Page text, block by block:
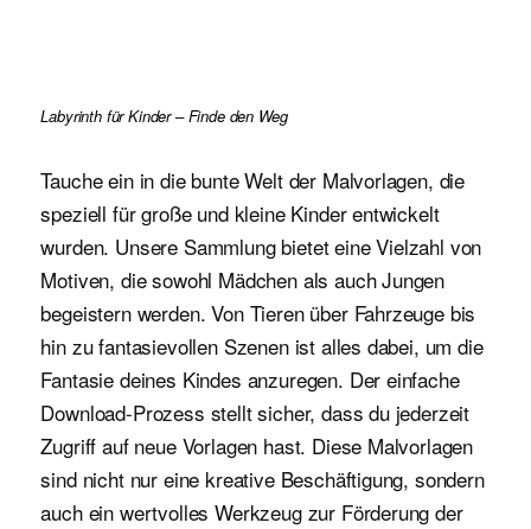
Labyrinth für Kinder – Finde den Weg
Tauche ein in die bunte Welt der Malvorlagen, die
speziell für große und kleine Kinder entwickelt
wurden. Unsere Sammlung bietet eine Vielzahl von
Motiven, die sowohl Mädchen als auch Jungen
begeistern werden. Von Tieren über Fahrzeuge bis
hin zu fantasievollen Szenen ist alles dabei, um die
Fantasie deines Kindes anzuregen. Der einfache
Download-Prozess stellt sicher, dass du jederzeit
Zugriff auf neue Vorlagen hast. Diese Malvorlagen
sind nicht nur eine kreative Beschäftigung, sondern
auch ein wertvolles Werkzeug zur Förderung der